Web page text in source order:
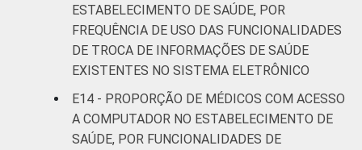
ESTABELECIMENTO DE SAÚDE, POR
FREQUÊNCIA DE USO DAS FUNCIONALIDADES
DE TROCA DE INFORMAÇÕES DE SAÚDE
EXISTENTES NO SISTEMA ELETRÔNICO
E14 - PROPORÇÃO DE MÉDICOS COM ACESSO
A COMPUTADOR NO ESTABELECIMENTO DE
SAÚDE, POR FUNCIONALIDADES DE